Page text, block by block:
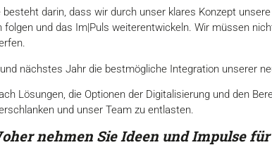
besteht darin, dass wir durch unser klares Konzept
und das Im|Puls weiterentwickeln. Wir müssen
nächstes Jahr die bestmögliche Integration unserer
Lösungen, die Optionen der Digitalisierung und den
und unser Team zu entlasten.
nehmen Sie Ideen und Impulse